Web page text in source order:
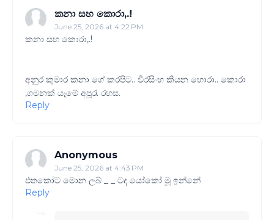
කනා සහ කොරා,.!
June 25, 2026 at 4:22 PM
කනා සහ කොරා,.!
අනුර කුමාර කනා ගේ කරපිට.. වීරසිංහ කියන හොරා.. කොරා
,ගමනක් යෑමේ අපූරැ රහස.
Reply
Anonymous
June 25, 2026 at 4:43 PM
ඵතකෝට මොන ලබ් _ _ ටද යෝකෝ මූ ඉන්නේ
Reply